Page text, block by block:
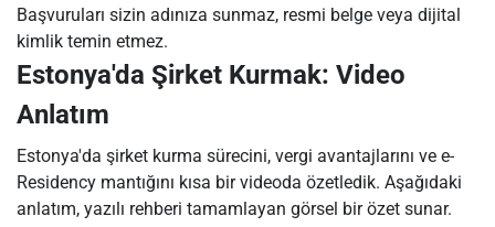
Başvuruları sizin adınıza sunmaz, resmi belge veya dijital
kimlik temin etmez.
Estonya'da Şirket Kurmak: Video
Anlatım
Estonya'da şirket kurma sürecini, vergi avantajlarını ve e-
Residency mantığını kısa bir videoda özetledik. Aşağıdaki
anlatım, yazılı rehberi tamamlayan görsel bir özet sunar.